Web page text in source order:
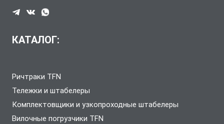
КАТАЛОГ:
Ричтраки TFN
Тележки и штабелеры
Комплектовщики и узкопроходные штабелеры
Вилочные погрузчики TFN